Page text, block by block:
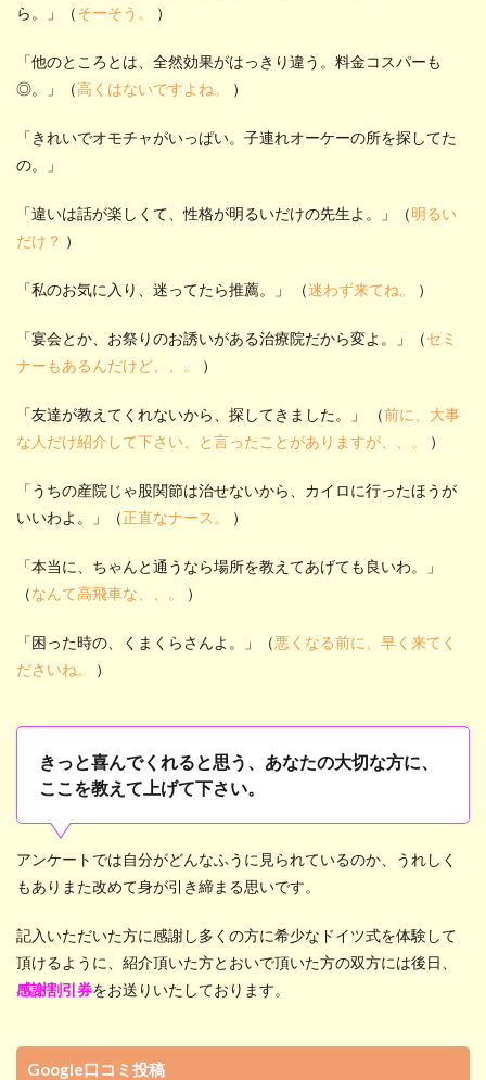
ら。」（そーそう。 ）
「他のところとは、全然効果がはっきり違う。料金コスパーも
◎。」（高くはないですよね。 ）
「きれいでオモチャがいっぱい。子連れオーケーの所を探してた
の。」
「違いは話が楽しくて、性格が明るいだけの先生よ。」（明るい
だけ？ ）
「私のお気に入り、迷ってたら推薦。」 （迷わず来てね。 ）
「宴会とか、お祭りのお誘いがある治療院だから変よ。」（セミ
ナーもあるんだけど、、。
）
「友達が教えてくれないから、探してきました。」 （前に、大事
な人だけ紹介して下さい、と言ったことがありますが、、。
）
「うちの産院じゃ股関節は治せないから、カイロに行ったほうが
いいわよ。」（正直なナース。 ）
「本当に、ちゃんと通うなら場所を教えてあげても良いわ。」
（なんて高飛車な、、。 ）
「困った時の、くまくらさんよ。」（悪くなる前に、早く来てく
ださいね。
）
きっと喜んでくれると思う、あなたの大切な方に、
ここを教えて上げて下さい。
アンケートでは自分がどんなふうに見られているのか、うれしく
もありまた改めて身が引き締まる思いです。
記入いただいた方に感謝し多くの方に希少なドイツ式を体験して
頂けるように、紹介頂いた方とおいで頂いた方の双方には後日、
感謝割引券をお送りいたしております。
Google口コミ投稿